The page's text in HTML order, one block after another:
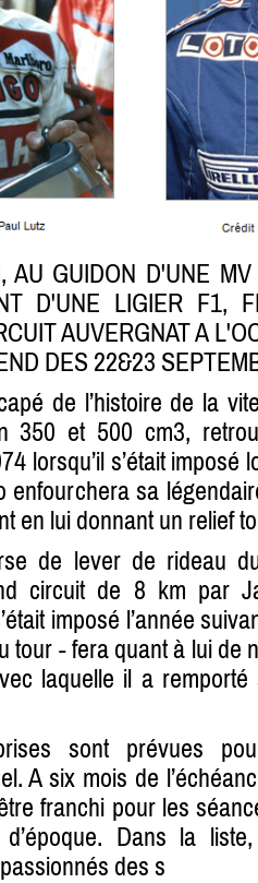
AU GUIDON D'UNE
D'UNE LIGIER F1,
AUVERGNAT A
DES 22&23
de l’histoire de la
350 et 500 cm3,
lorsqu’il s’était
enfourchera sa
en lui donnant un relief
de lever de rideau
circuit de 8 km par
imposé l’année
tour - fera quant à lui de
laquelle il a
sont prévues
A six mois de
franchi pour les
Dans la
des s